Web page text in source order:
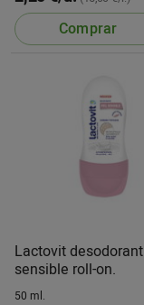
Comprar
Lactovit desodorant
sensible roll-on.
50 ml.